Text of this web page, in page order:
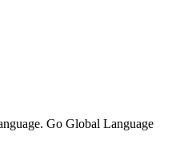
Go Global Language